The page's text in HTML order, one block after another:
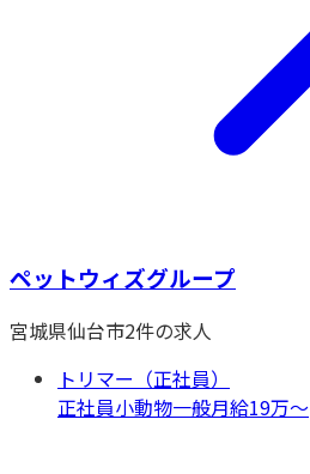
ペットウィズグループ
宮城県仙台市2件の求人
トリマー（正社員）
正社員小動物一般月給19万〜